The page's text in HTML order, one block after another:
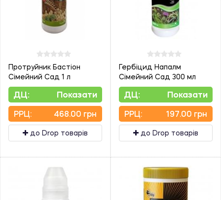
Протруйник Бастіон
Сімейний Сад 1 л
ДЦ: Показати
PPЦ: 468.00 грн
до Drop товарів
Гербіцид Напалм
Сімейний Сад 300 мл
ДЦ: Показати
PPЦ: 197.00 грн
до Drop товарів